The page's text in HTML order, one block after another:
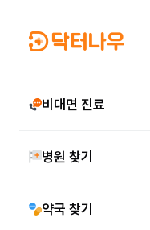
비대면 진료
병원 찾기
약국 찾기